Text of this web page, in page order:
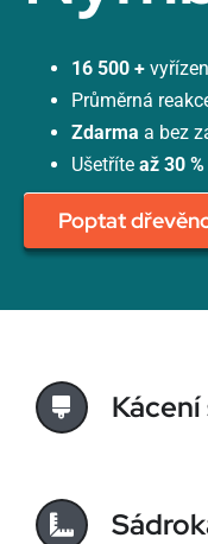
16 500 +
Průměrná
Zdarma a bez
Ušetříte až 30 %
Poptat